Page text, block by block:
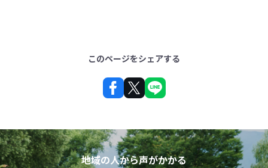
このページをシェアする
地域の人から声がかかる